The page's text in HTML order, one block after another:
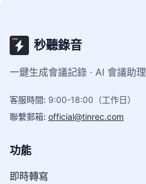
秒聽錄音
一鍵生成會議記錄 · AI 會議助理
客服時間: 9:00-18:00（工作日）
聯繫郵箱: official@tinrec.com
功能
即時轉寫